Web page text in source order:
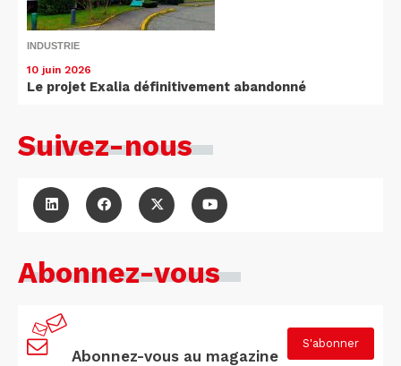
INDUSTRIE
10 juin 2026
Le projet Exalia définitivement abandonné
Suivez-nous
Abonnez-vous
Abonnez-vous au magazine
S'abonner